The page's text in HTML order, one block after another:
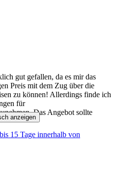
gut gefallen, da es mir das
Preis mit dem Zug über die
zu können! Allerdings finde ich
für
Das Angebot sollte
anzeigen
15 Tage innerhalb von